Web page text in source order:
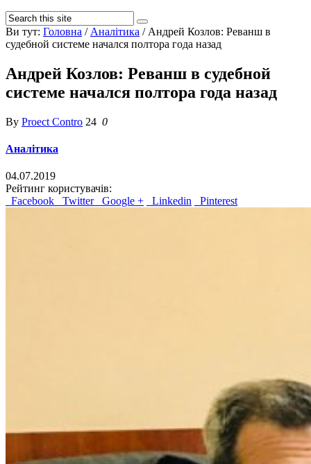
Ви тут: Головна / Аналітика / Андрей Козлов: Реванш в
судебной системе начался полтора года назад
Андрей Козлов: Реванш в судебной
системе начался полтора года назад
By Proect Contro 24 0
Аналітика
04.07.2019
Рейтинг користувачів:
Facebook
Twitter Google + Linkedin Pinterest